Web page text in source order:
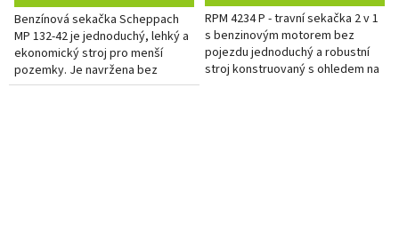
Benzínová sekačka Scheppach
MP 132-42 je jednoduchý, lehký a
ekonomický stroj pro menší
pozemky. Je navržena bez
zbytečných příkras, zato se
RPM 4234 P - travní sekačka 2 v 1
s benzinovým motorem bez
pojezdu jednoduchý a robustní
stroj konstruovaný s ohledem na